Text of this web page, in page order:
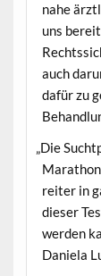
na­he
uns
auch
dafür zu
„Die
re­it­er in
dieser
wer­den
Daniela